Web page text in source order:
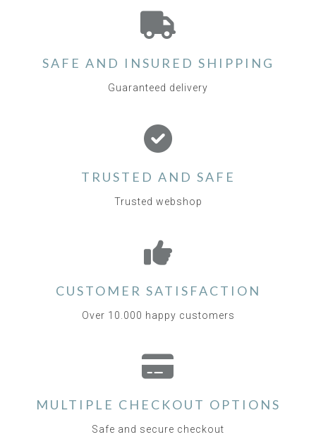
SAFE AND INSURED SHIPPING
Guaranteed delivery
TRUSTED AND SAFE
Trusted webshop
CUSTOMER SATISFACTION
Over 10.000 happy customers
MULTIPLE CHECKOUT OPTIONS
Safe and secure checkout